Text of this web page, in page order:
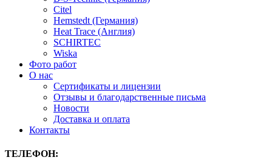
Citel
Hemstedt (Германия)
Heat Trace (Англия)
SCHIRTEC
Wiska
Фото работ
О нас
Сертификаты и лицензии
Отзывы и благодарственные письма
Новости
Доставка и оплата
Контакты
ТЕЛЕФОН: